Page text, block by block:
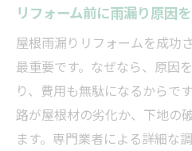
リフォーム前に雨漏り原因
屋根雨漏りリフォームを成功
最重要です。なぜなら、原因
り、費用も無駄になるからで
路が屋根材の劣化か、下地の
ます。専門業者による詳細な